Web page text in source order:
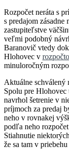
Rozpočet neráta s
s predajom
zastupiteľstve
veľmi podobný
Baranovič vtedy
Hlohovec v
minuloročným
Aktuálne schválený
Spolu pre
navrhol šetrenie v
príjmoch za predaj
neho v rovnakej
podľa neho
Stiahnutie
že sa tam v